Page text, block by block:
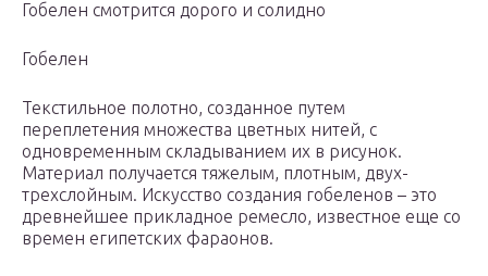
Гобелен смотрится дорого и солидно
Гобелен
Текстильное полотно, созданное путем
переплетения множества цветных нитей, с
одновременным складыванием их в рисунок.
Материал получается тяжелым, плотным, двух-
трехслойным. Искусство создания гобеленов – это
древнейшее прикладное ремесло, известное еще со
времен египетских фараонов.